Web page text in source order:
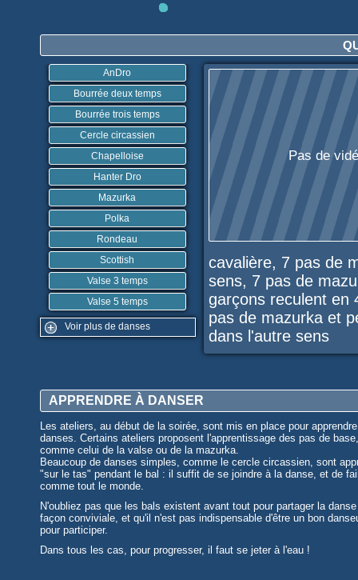
AnDro
Bourrée deux temps
Bourrée trois temps
Cercle circassien
Chapelloise
Hanter Dro
Mazurka
Polka
Rondeau
Scottish
Valse 3 temps
Valse 5 temps
Voir plus de danses
Pas de
cavalière, 7 pas de
sens, 7 pas de
garçons reculent en
pas de mazurka et
dans l'autre sens
APPRENDRE À DANSER
Les ateliers, au début de la soirée, sont mis en place pour
danses. Certains ateliers proposent l'apprentissage des pas de base,
comme celui de la valse ou de la mazurka.
Beaucoup de danses simples, comme le cercle circassien, sont
"sur le tas" pendant le bal : il suffit de se joindre à la danse, et de
comme tout le monde.
N'oubliez pas que les bals existent avant tout pour partager la
façon conviviale, et qu'il n'est pas indispensable d'être un bon
pour participer.
Dans tous les cas, pour progresser, il faut se jeter à l'eau !